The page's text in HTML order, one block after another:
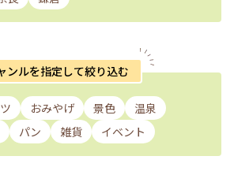
ンルを指定して絞り込む
おみやげ 景色
温泉
パン 雑貨 イベント